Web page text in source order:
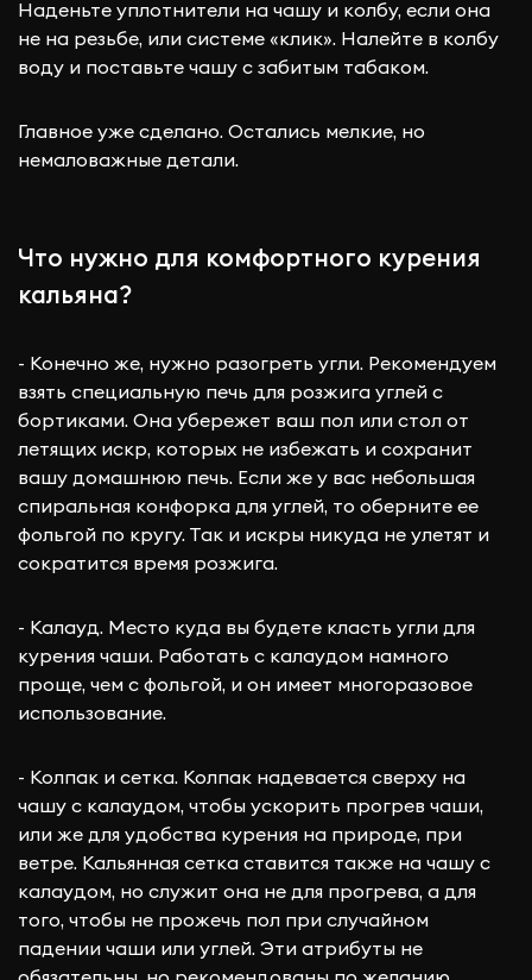
Наденьте уплотнители на чашу и колбу, если она
не на резьбе, или системе «клик». Налейте в колбу
воду и поставьте чашу с забитым табаком.
Главное уже сделано. Остались мелкие, но
немаловажные детали.
Что нужно для комфортного курения
кальяна?
- Конечно же, нужно разогреть угли. Рекомендуем
взять специальную печь для розжига углей с
бортиками. Она убережет ваш пол или стол от
летящих искр, которых не избежать и сохранит
вашу домашнюю печь. Если же у вас небольшая
спиральная конфорка для углей, то оберните ее
фольгой по кругу. Так и искры никуда не улетят и
сократится время розжига.
- Калауд. Место куда вы будете класть угли для
курения чаши. Работать с калаудом намного
проще, чем с фольгой, и он имеет многоразовое
использование.
- Колпак и сетка. Колпак надевается сверху на
чашу с калаудом, чтобы ускорить прогрев чаши,
или же для удобства курения на природе, при
ветре. Кальянная сетка ставится также на чашу с
калаудом, но служит она не для прогрева, а для
того, чтобы не прожечь пол при случайном
падении чаши или углей. Эти атрибуты не